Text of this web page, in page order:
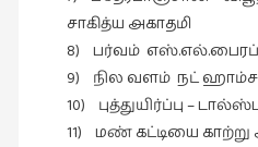
கண்காட்சி2019
விமர்சனம்
சாகித்ய அகாதமி
8) பர்வம்
9) நில வளம் நட்
10) புத்துயிர்ப்பு –
11) மண் கட்டியை காற்று